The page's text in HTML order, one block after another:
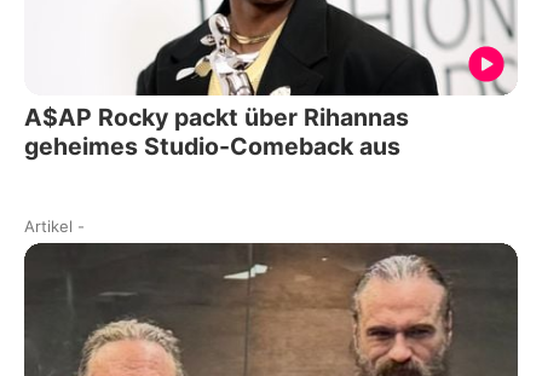
A$AP Rocky packt über Rihannas
geheimes Studio-Comeback aus
Artikel -